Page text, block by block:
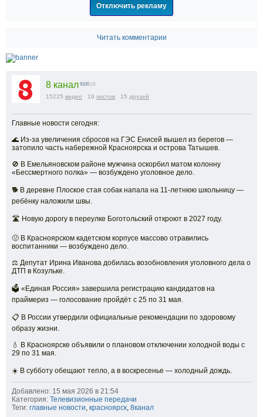
Отключить рекламу
Читать комментарии
8 канал 9100 | 0
15225 видео 19 постов 15 друзей
Главные новости сегодня:
🌊 Из-за увеличения сбросов на ГЭС Енисей вышел из берегов —
затопило часть набережной Красноярска и острова Татышев.
🚫 В Емельяновском районе мужчина оскорбил матом колонну
«Бессмертного полка» — возбуждено уголовное дело.
🐕 В деревне Плоское стая собак напала на 11-летнюю школьницу —
ребёнку наложили швы.
🛣️ Новую дорогу в переулке Боготольский откроют в 2027 году.
🤢 В Красноярском кадетском корпусе массово отравились
воспитанники — возбуждено дело.
⚖️ Депутат Ирина Иванова добилась возобновления уголовного дела о
ДТП в Козульке.
🗳️ «Единая Россия» завершила регистрацию кандидатов на
праймериз — голосование пройдёт с 25 по 31 мая.
📋 В России утвердили официальные рекомендации по здоровому
образу жизни.
💧 В Красноярске объявили о плановом отключении холодной воды с
29 по 31 мая.
☀️ В субботу обещают тепло, а в воскресенье — холодный дождь.
Добавлено: 15 мая 2026 в 21:54
Категория: Телевизионные передачи
Теги: главные новости, красноярск, 8канал